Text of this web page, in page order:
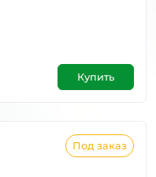
Купить
Под заказ